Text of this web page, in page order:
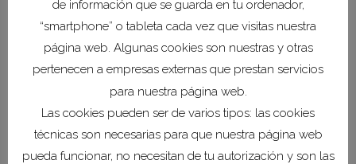
corporativa del comercio local mediante el
escaparatismo en determinadas campañas.
Plazo de presentación de
solicitudes.Quince días hábiles a partir del
día siguiente al de la publicación del extracto
de esta Orden de convocatoria en el Boletín
Oficial de la Región de Murcia, según modelo
de información que se guarda en tu ordenador,
“smartphone” o tableta cada vez que visitas nuestra
página web. Algunas cookies son nuestras y otras
pertenecen a empresas externas que prestan servicios
para nuestra página web.
Las cookies pueden ser de varios tipos: las cookies
técnicas son necesarias para que nuestra página web
pueda funcionar, no necesitan de tu autorización y son las